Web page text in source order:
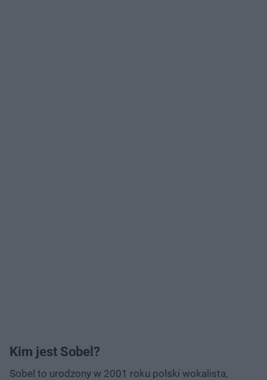
Kim jest Sobel?
Sobel to urodzony w 2001 roku polski wokalista,